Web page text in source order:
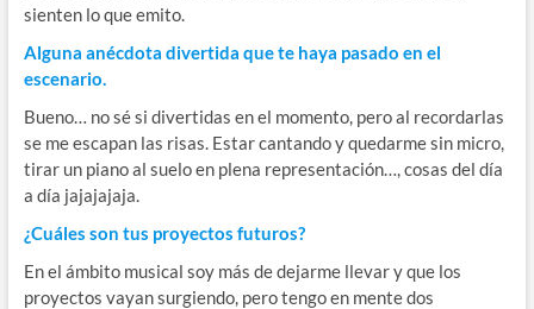
sienten lo que emito.
Alguna anécdota divertida que te haya pasado en el
escenario.
Bueno… no sé si divertidas en el momento, pero al recordarlas
se me escapan las risas. Estar cantando y quedarme sin micro,
tirar un piano al suelo en plena representación…, cosas del día
a día jajajajaja.
¿Cuáles son tus proyectos futuros?
En el ámbito musical soy más de dejarme llevar y que los
proyectos vayan surgiendo, pero tengo en mente dos